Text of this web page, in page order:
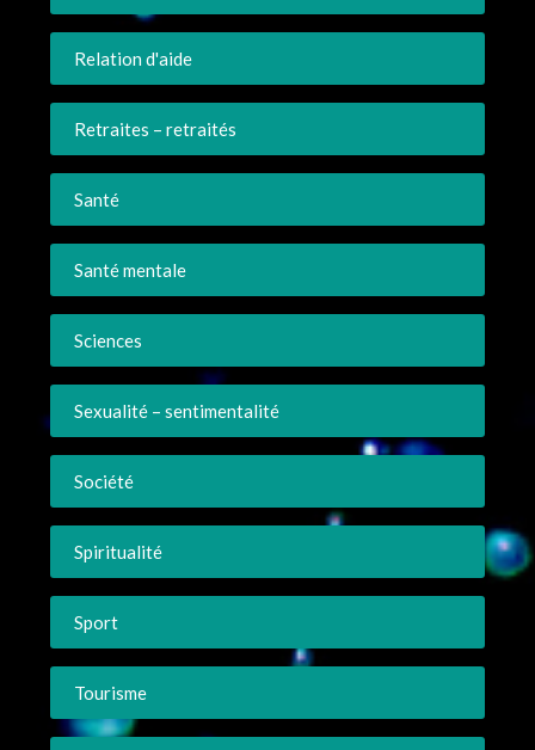
Relation d'aide
Retraites – retraités
Santé
Santé mentale
Sciences
Sexualité – sentimentalité
Société
Spiritualité
Sport
Tourisme